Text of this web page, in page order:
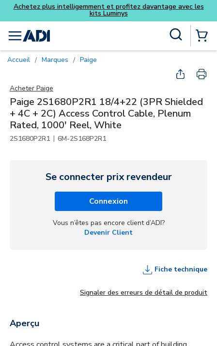
Skip to main content
Achetez plus intelligemment et profitez davantage avec les
kits Luminys
menu
Accueil / Marques / Paige
Acheter Paige
Paige 2S1680P2R1 18/4+22 (3PR Shielded
+ 4C + 2C) Access Control Cable, Plenum
Rated, 1000' Reel, White
2S1680P2R1 | 6M-2S168P2R1
Se connecter prix revendeur
Connexion
Vous n’êtes pas encore client d’ADI?
Devenir Client
Fiche technique
Signaler des erreurs de détail de produit
Aperçu